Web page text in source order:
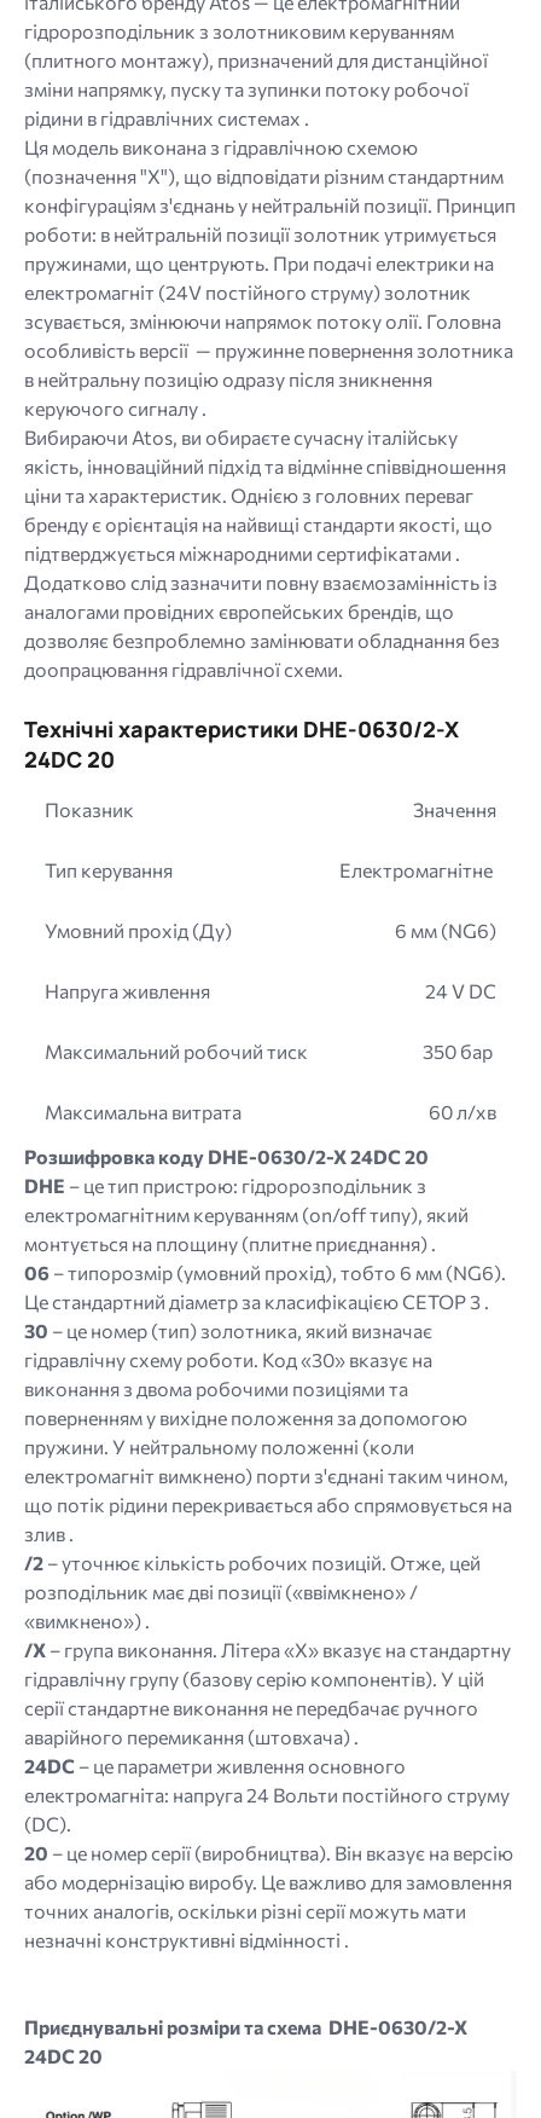
гідророзподільник з золотниковим керуванням
(плитного монтажу), призначений для дистанційної
зміни напрямку, пуску та зупинки потоку робочої
рідини в гідравлічних системах .
Ця модель виконана з гідравлічною схемою
(позначення "Х"), що відповідати різним стандартним
конфігураціям з'єднань у нейтральній позиції. Принцип
роботи: в нейтральній позиції золотник утримується
пружинами, що центрують. При подачі електрики на
електромагніт (24V постійного струму) золотник
зсувається, змінюючи напрямок потоку олії. Головна
особливість версії — пружинне повернення золотника
в нейтральну позицію одразу після зникнення
керуючого сигналу .
Вибираючи Atos, ви обираєте сучасну італійську
якість, інноваційний підхід та відмінне співвідношення
ціни та характеристик. Однією з головних переваг
бренду є орієнтація на найвищі стандарти якості, що
підтверджується міжнародними сертифікатами .
Додатково слід зазначити повну взаємозамінність із
аналогами провідних європейських брендів, що
дозволяє безпроблемно замінювати обладнання без
доопрацювання гідравлічної схеми.
Технічні характеристики DHE-0630/2-X
24DC 20
Показник Значення
Тип керування Електромагнітне
Умовний прохід (Ду) 6 мм (NG6)
Напруга живлення 24 V DC
Максимальний робочий тиск 350 бар
Максимальна витрата
60 л/хв
Розшифровка коду DHE-0630/2-X 24DC 20
DHE – це тип пристрою: гідророзподільник з
електромагнітним керуванням (on/off типу), який
монтується на площину (плитне приєднання) .
06 – типорозмір (умовний прохід), тобто 6 мм (NG6).
Це стандартний діаметр за класифікацією CETOP 3 .
30 – це номер (тип) золотника, який визначає
гідравлічну схему роботи. Код «30» вказує на
виконання з двома робочими позиціями та
поверненням у вихідне положення за допомогою
пружини. У нейтральному положенні (коли
електромагніт вимкнено) порти з'єднані таким чином,
що потік рідини перекривається або спрямовується на
злив .
/2 – уточнює кількість робочих позицій. Отже, цей
розподільник має дві позиції («ввімкнено» /
«вимкнено») .
/X – група виконання. Літера «X» вказує на стандартну
гідравлічну групу (базову серію компонентів). У цій
серії стандартне виконання не передбачає ручного
аварійного перемикання (штовхача) .
24DC – це параметри живлення основного
електромагніта: напруга 24 Вольти постійного струму
(DC).
20 – це номер серії (виробництва). Він вказує на версію
або модернізацію виробу. Це важливо для замовлення
точних аналогів, оскільки різні серії можуть мати
незначні конструктивні відмінності .
Приєднувальні розміри та схема DHE-0630/2-X
24DC 20